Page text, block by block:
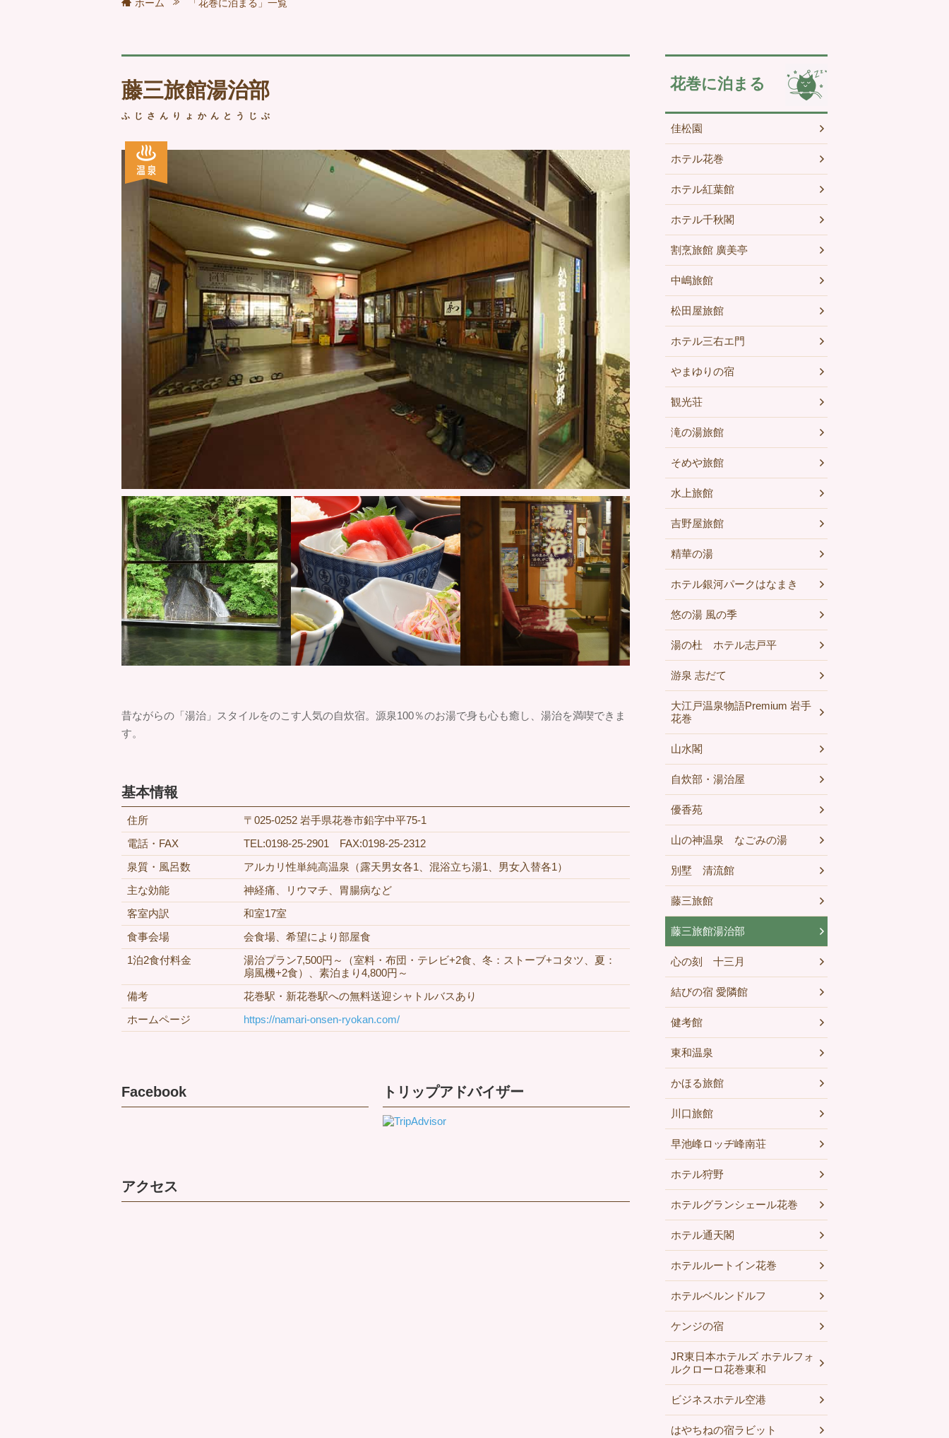
ホーム 「花巻に泊まる」一覧
藤三旅館湯治部
ふじさんりょかんとうじぶ
昔ながらの「湯治」スタイルをのこす人気の自炊宿。源泉100％のお湯で身も心も癒し、湯治を満喫できま
す。
基本情報
住所
〒025-0252 岩手県花巻市鉛字中平75-1
電話・FAX
TEL:0198-25-2901 FAX:0198-25-2312
泉質・風呂数
アルカリ性単純高温泉（露天男女各1、混浴立ち湯1、男女入替各1）
主な効能
神経痛、リウマチ、胃腸病など
客室内訳
和室17室
食事会場
会食場、希望により部屋食
1泊2食付料金
湯治プラン7,500円～（室料・布団・テレビ+2食、冬：ストーブ+コタツ、夏：
扇風機+2食）、素泊まり4,800円～
備考
花巻駅・新花巻駅への無料送迎シャトルバスあり
ホームページ
https://namari-onsen-ryokan.com/
Facebook トリップアドバイザー
アクセス
花巻に泊まる
佳松園
ホテル花巻
ホテル紅葉館
ホテル千秋閣
割烹旅館 廣美亭
中嶋旅館
松田屋旅館
ホテル三右エ門
やまゆりの宿
観光荘
滝の湯旅館
そめや旅館
水上旅館
吉野屋旅館
精華の湯
ホテル銀河パークはなまき
悠の湯 風の季
湯の杜 ホテル志戸平
游泉 志だて
大江戸温泉物語Premium 岩手
花巻
山水閣
自炊部・湯治屋
優香苑
山の神温泉 なごみの湯
別墅 清流館
藤三旅館
藤三旅館湯治部
心の刻 十三月
結びの宿 愛隣館
健考館
東和温泉
かほる旅館
川口旅館
早池峰ロッヂ峰南荘
ホテル狩野
ホテルグランシェール花巻
ホテル通天閣
ホテルルートイン花巻
ホテルベルンドルフ
ケンジの宿
JR東日本ホテルズ ホテルフォ
ルクローロ花巻東和
ビジネスホテル空港
はやちねの宿ラビット